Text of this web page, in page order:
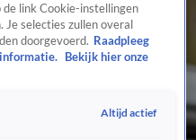
link Cookie-instellingen
selecties zullen overal
doorgevoerd. Raadpleeg
Bekijk hier onze
Altijd actief